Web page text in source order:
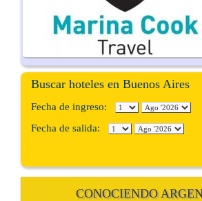
Buscar hoteles en Buenos Aires
Fecha de ingreso:
Fecha de salida:
CONOCIENDO